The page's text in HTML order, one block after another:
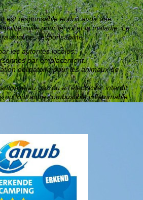
est responsable et doit avoir une
civile pour le vol et la maladie. Le
aucune responsabilité.
les autorités locales:
par emplacement.
obligatoire pour les animaux de
au gaz ou à l’électricité :interdit
ou tout autre combustible inflammable.